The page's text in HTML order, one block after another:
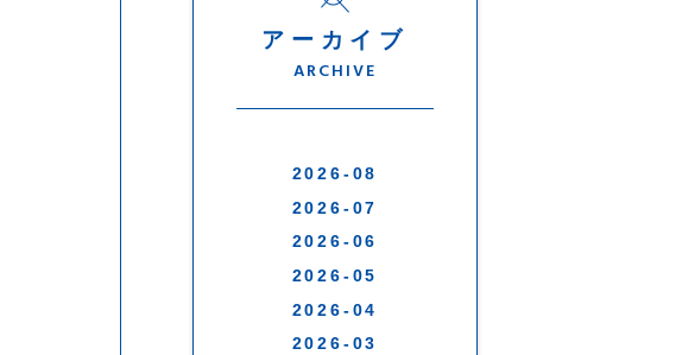
アーカイブ
ARCHIVE
2026-08
2026-07
2026-06
2026-05
2026-04
2026-03